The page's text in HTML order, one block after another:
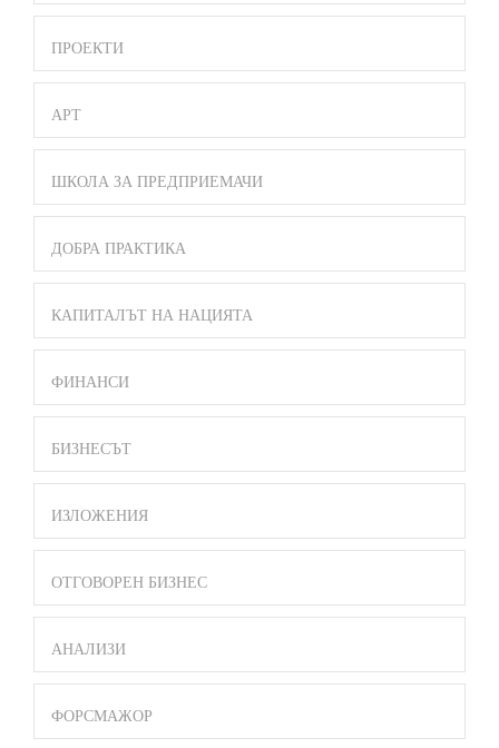
ПРОЕКТИ
АРТ
ШКОЛА ЗА ПРЕДПРИЕМАЧИ
ДОБРА ПРАКТИКА
КАПИТАЛЪТ НА НАЦИЯТА
ФИНАНСИ
БИЗНЕСЪТ
ИЗЛОЖЕНИЯ
ОТГОВОРЕН БИЗНЕС
АНАЛИЗИ
ФОРСМАЖОР